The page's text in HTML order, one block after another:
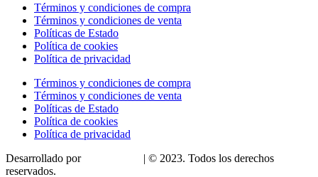
Términos y condiciones de compra
Términos y condiciones de venta
Políticas de Estado
Política de cookies
Política de privacidad
Términos y condiciones de compra
Términos y condiciones de venta
Políticas de Estado
Política de cookies
Política de privacidad
Desarrollado por
| © 2023. Todos los derechos
reservados.